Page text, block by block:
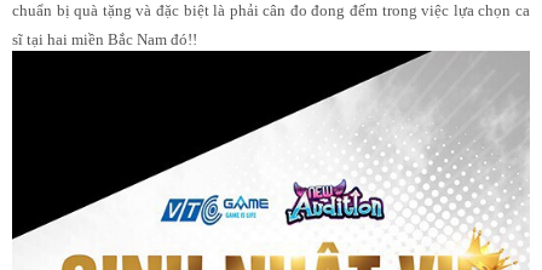
chuẩn bị quà tặng và đặc biệt là phải cân đo đong đếm trong việc lựa chọn ca
sĩ tại hai miền Bắc Nam đó!!